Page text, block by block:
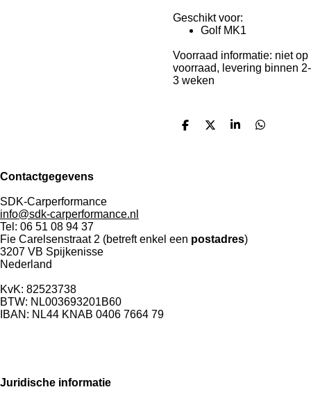
Geschikt voor:
Golf MK1
Voorraad informatie: niet op
voorraad, levering binnen 2-
3 weken
D
D
S
D
Contactgegevens
SDK-Carperformance
info@sdk-carperformance.nl
Tel: 06 51 08 94 37
Fie Carelsenstraat 2 (betreft enkel een postadres)
3207 VB Spijkenisse
Nederland
KvK: 82523738
BTW: NL003693201B60
IBAN: NL44 KNAB 0406 7664 79
Juridische informatie